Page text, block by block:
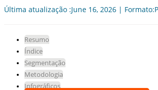
Última atualização :June 16, 2026 |
Resumo
Índice
Segmentação
Metodologia
Infográficos